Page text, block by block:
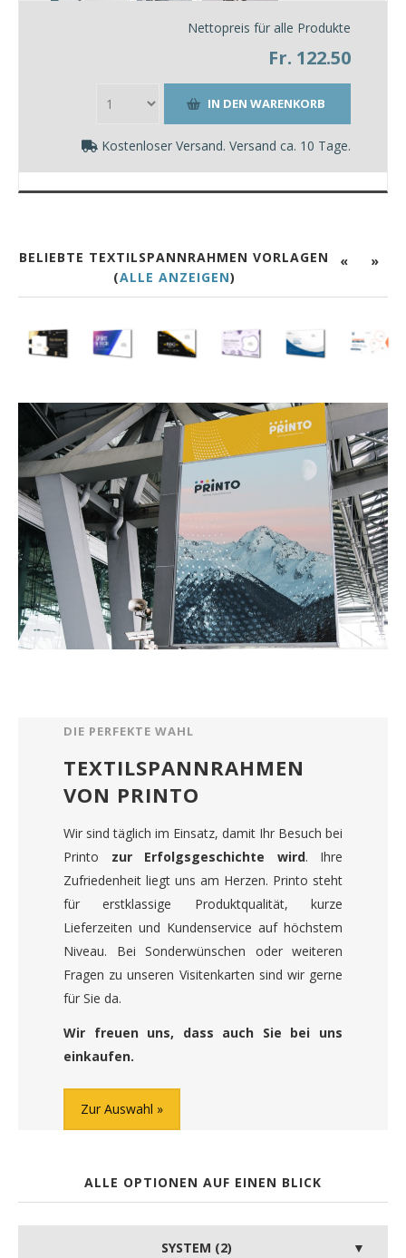
Nettopreis für alle Produkte
Fr. 122.50
Kostenloser Versand. Versand ca. 10 Tage.
« »
BELIEBTE TEXTILSPANNRAHMEN VORLAGEN
(ALLE ANZEIGEN)
DIE PERFEKTE WAHL
TEXTILSPANNRAHMEN
VON PRINTO
Wir sind täglich im Einsatz, damit Ihr Besuch bei
Printo zur Erfolgsgeschichte wird. Ihre
Zufriedenheit liegt uns am Herzen. Printo steht
für erstklassige Produktqualität, kurze
Lieferzeiten und Kundenservice auf höchstem
Niveau. Bei Sonderwünschen oder weiteren
Fragen zu unseren Visitenkarten sind wir gerne
für Sie da.
Wir freuen uns, dass auch Sie bei uns
einkaufen.
Zur Auswahl
ALLE OPTIONEN AUF EINEN BLICK
SYSTEM (2)